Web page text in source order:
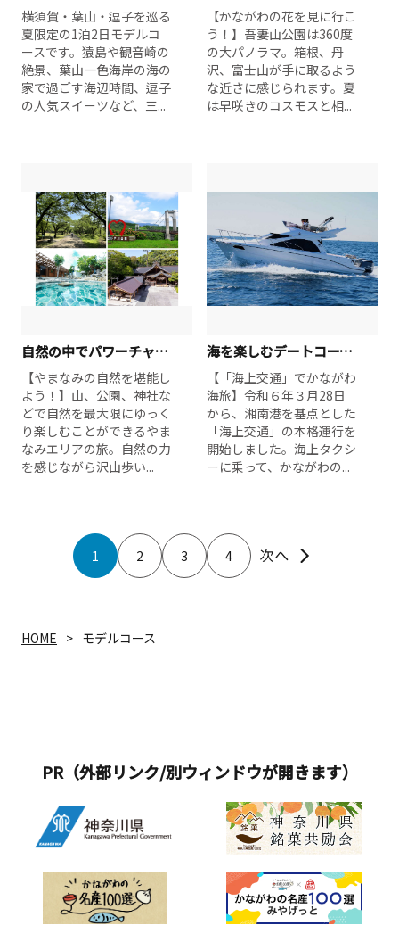
横須賀・葉山・逗子を巡る
夏限定の1泊2日モデルコ
ースです。猿島や観音崎の
絶景、葉山一色海岸の海の
家で過ごす海辺時間、逗子
の人気スイーツなど、三...
【かながわの花を見に行こ
う！】吾妻山公園は360度
の大パノラマ。箱根、丹
沢、富士山が手に取るよう
な近さに感じられます。夏
は早咲きのコスモスと相...
自然の中でパワーチャージ！自然散策と七沢温泉の癒し大人旅
【やまなみの自然を堪能し
よう！】山、公園、神社な
どで自然を最大限にゆっく
り楽しむことができるやま
なみエリアの旅。自然の力
を感じながら沢山歩い...
海を楽しむデートコース【日帰り編】
【「海上交通」でかながわ
海旅】令和６年３月28日
から、湘南港を基点とした
「海上交通」の本格運行を
開始しました。海上タクシ
ーに乗って、かながわの...
1 2 3 4
HOME モデルコース
PR（外部リンク/別ウィンドウが開きます）